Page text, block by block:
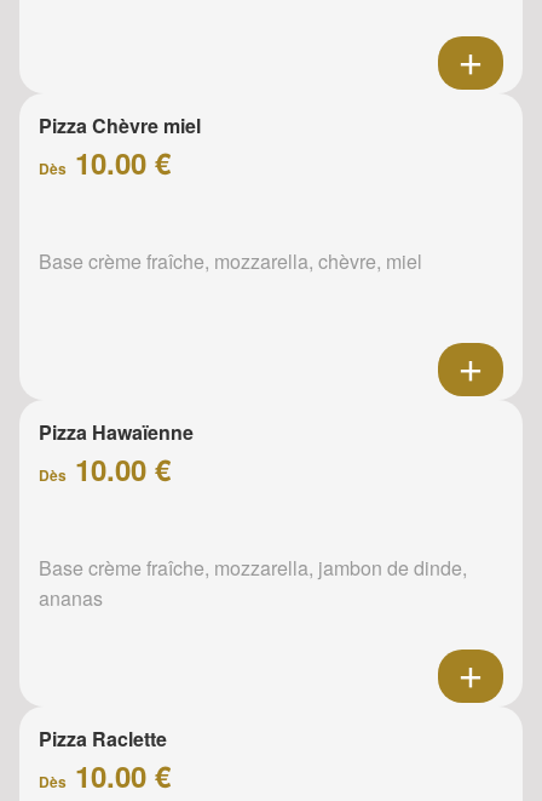
Pizza Chèvre miel
Dès 10.00 €
Base crème fraîche, mozzarella, chèvre, miel
Pizza Hawaïenne
Dès 10.00 €
Base crème fraîche, mozzarella, jambon de dinde,
ananas
Pizza Raclette
Dès 10.00 €